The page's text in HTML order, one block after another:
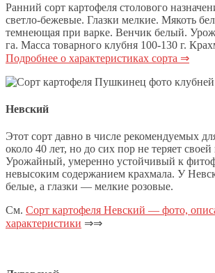
Ранний сорт картофеля столового
светло-бежевые. Глазки мелкие. Мякоть
темнеющая при варке. Венчик белый.
га. Масса товарного клубня 100-130 г.
Подробнее о характеристиках сорта ⇒
Невский
Этот сорт давно в числе рекомендуемых
около 40 лет, но до сих пор не теряет
Урожайный, умеренно устойчивый к
невысоким содержанием крахмала. У
белые, а глазки — мелкие розовые.
См. Сорт картофеля Невский — фото,
характеристики ⇒⇒